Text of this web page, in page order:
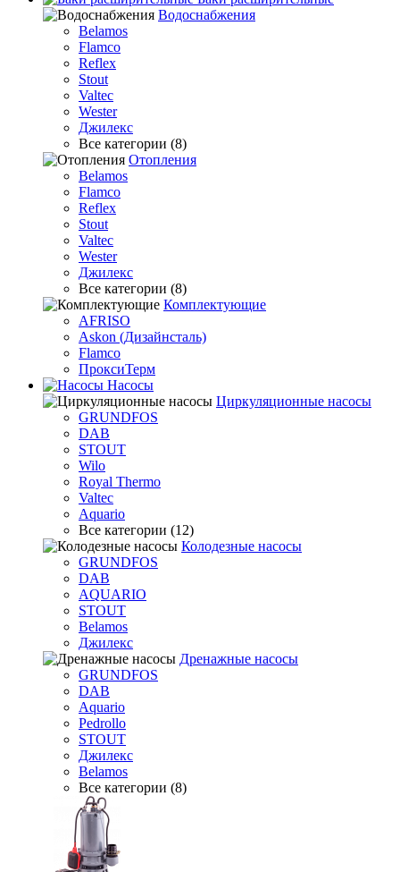
Водоснабжения
Belamos
Flamco
Reflex
Stout
Valtec
Wester
Джилекс
Все категории (8)
Отопления
Belamos
Flamco
Reflex
Stout
Valtec
Wester
Джилекс
Все категории (8)
Комплектующие
AFRISO
Askon (Дизайнсталь)
Flamco
ПроксиТерм
Насосы
Циркуляционные насосы
GRUNDFOS
DAB
STOUT
Wilo
Royal Thermo
Valtec
Aquario
Все категории (12)
Колодезные насосы
GRUNDFOS
DAB
AQUARIO
STOUT
Belamos
Джилекс
Дренажные насосы
GRUNDFOS
DAB
Aquario
Pedrollo
STOUT
Джилекс
Belamos
Все категории (8)